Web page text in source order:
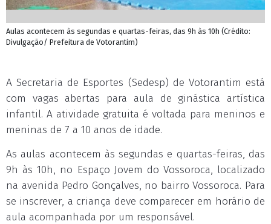
Aulas acontecem às segundas e quartas-feiras, das 9h às 10h (Crédito:
Divulgação/ Prefeitura de Votorantim)
A Secretaria de Esportes (Sedesp) de Votorantim está
com vagas abertas para aula de ginástica artística
infantil. A atividade gratuita é voltada para meninos e
meninas de 7 a 10 anos de idade.
As aulas acontecem às segundas e quartas-feiras, das
9h às 10h, no Espaço Jovem do Vossoroca, localizado
na avenida Pedro Gonçalves, no bairro Vossoroca. Para
se inscrever, a criança deve comparecer em horário de
aula acompanhada por um responsável.